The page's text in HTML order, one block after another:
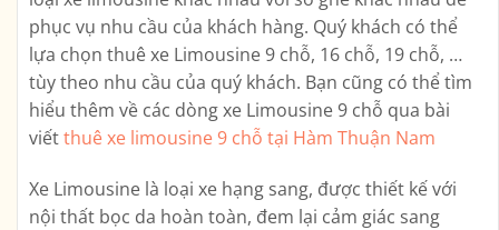
phục vụ nhu cầu của khách hàng. Quý khách có thể
lựa chọn thuê xe Limousine 9 chỗ, 16 chỗ, 19 chỗ, …
tùy theo nhu cầu của quý khách. Bạn cũng có thể tìm
hiểu thêm về các dòng xe Limousine 9 chỗ qua bài
viếtthuê xe limousine 9 chỗ tại Hàm Thuận Nam
Xe Limousine là loại xe hạng sang, được thiết kế với
nội thất bọc da hoàn toàn, đem lại cảm giác sang